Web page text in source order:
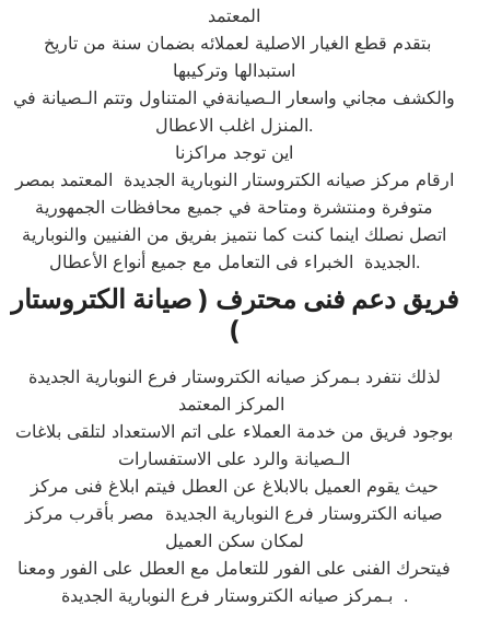
المعتمد
استبدالها وتركيبها
والكشف مجاني واسعار الـصيانةفي المتناول وتتم الـصيانة في
المنزل اغلب الاعطال.​
اين توجد مراكزنا
ارقام مركز صيانه الكتروستار النوبارية الجديدة المعتمد بمصر
متوفرة ومنتشرة ومتاحة في جميع محافظات الجمهورية
اتصل نصلك اينما كنت كما نتميز بفريق من الفنيين والنوبارية
الجديدة الخبراء فى التعامل مع جميع أنواع الأعطال.​​
فريق دعم فنى محترف ( صيانة الكتروستار
)
لذلك نتفرد بـمركز صيانه الكتروستار فرع النوبارية الجديدة
المركز المعتمد
بوجود فريق من خدمة العملاء على اتم الاستعداد لتلقى بلاغات
الـصيانة والرد على الاستفسارات
حيث يقوم العميل بالابلاغ عن العطل فيتم ابلاغ فنى مركز
صيانه الكتروستار فرع النوبارية الجديدة مصر بأقرب مركز
لمكان سكن العميل
فيتحرك الفنى على الفور للتعامل مع العطل على الفور ومعنا
بـمركز صيانه الكتروستار فرع النوبارية الجديدة .​​